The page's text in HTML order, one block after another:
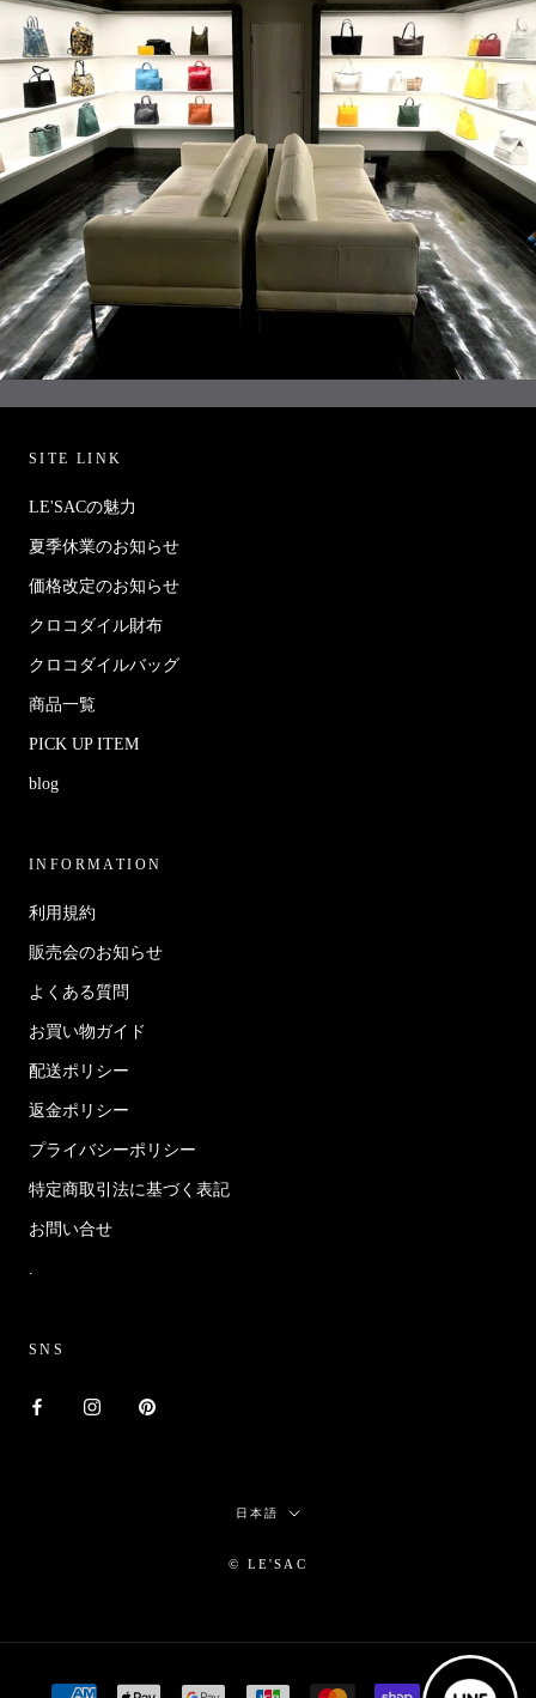
SITE LINK
LE'SACの魅力
夏季休業のお知らせ
価格改定のお知らせ
クロコダイル財布
クロコダイルバッグ
商品一覧
PICK UP ITEM
blog
INFORMATION
利用規約
販売会のお知らせ
よくある質問
お買い物ガイド
配送ポリシー
返金ポリシー
プライバシーポリシー
特定商取引法に基づく表記
お問い合せ
SNS
言
日本語
© LE'SAC